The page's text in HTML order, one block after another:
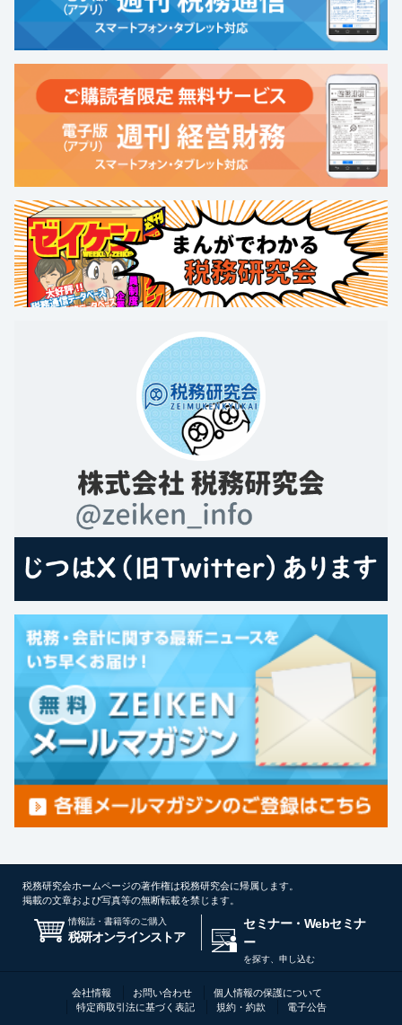
税務研究会ホームページの著作権は税務研究会に帰属します。
掲載の文章および写真等の無断転載を禁じます。
情報誌・書籍等のご購入
税研オンラインストア
セミナー・Webセミナ
ー
を探す、申し込む
会社情報 お問い合わせ
個人情報の保護について
特定商取引法に基づく表記
規約・約款 電子公告